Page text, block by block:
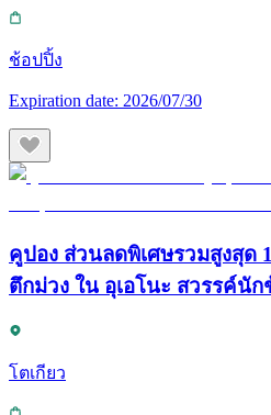
ช้อปปิ้ง
Expiration date: 2026/07/30
คูปอง ส่วนลดพิเศษรวมสูงสุด
ตึกม่วง ใน อุเอโนะ สวรรค์นั
โตเกียว